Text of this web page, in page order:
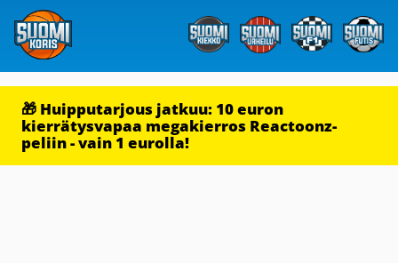
🎁 Huipputarjous jatkuu: 10 euron
kierrätysvapaa megakierros Reactoonz-
peliin - vain 1 eurolla!